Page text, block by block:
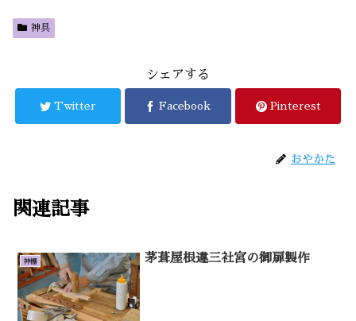
神具
シェアする
Twitter Facebook Pinterest
おやかた
関連記事
神棚 茅葺屋根違三社宮の御扉製作